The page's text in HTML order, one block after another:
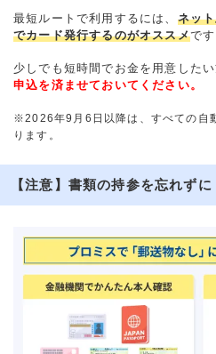
最短ルートで利用するには、 ネッ
でカード発行するのがオススメです
少しでも短時間でお金を用意したい
申込を済ませておいてください。
※2026年9月6日以降は、すべての自
ります。
【注意】書類の持参を忘れずに